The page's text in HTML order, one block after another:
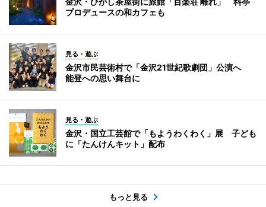
プロデュースの和カフェも
見る・遊ぶ
金沢市民芸術村で「金沢21世紀歌劇団」公演へ
能登への思い舞台に
見る・遊ぶ
金沢・国立工芸館で「もようわくわく」展 子ども
に「たんけんキット」配布
もっと見る